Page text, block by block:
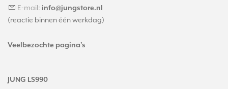
E-mail: info@jungstore.nl
(reactie binnen één werkdag)
Veelbezochte pagina's
JUNG LS990